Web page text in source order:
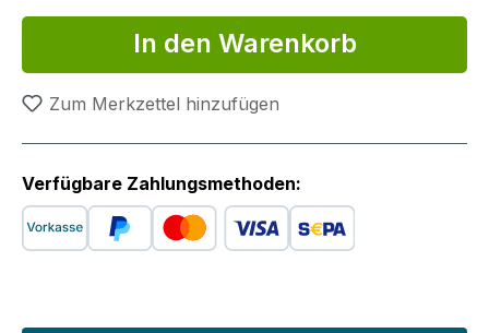
In den Warenkorb
Zum Merkzettel hinzufügen
Verfügbare Zahlungsmethoden: